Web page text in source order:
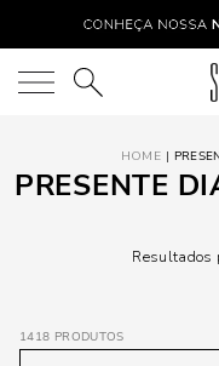
O que você está
PRESENTE
Resultados
1418 PRODUTOS